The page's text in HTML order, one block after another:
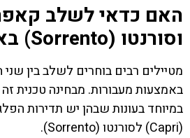
וסורנטו (Sorrento) באותו יום?
מטיילים רבים בוחרים לשלב בין
באמצעות מעבורות. מבחינה טכנית
במיוחד בעונות שבהן יש תדירות
(Capri) לסורנטו (Sorrento).